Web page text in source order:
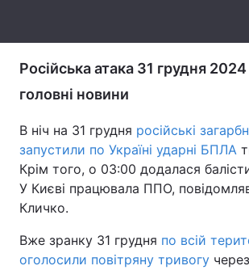
Тема оформлення
Російська атака 31 грудня
головні новини
В ніч на 31 грудня російські
запустили по Україні ударні БПЛА
Крім того, о 03:00 додалася
У Києві працювала ППО,
Кличко.
Вже зранку 31 грудня по всій
оголосили повітряну тривогу